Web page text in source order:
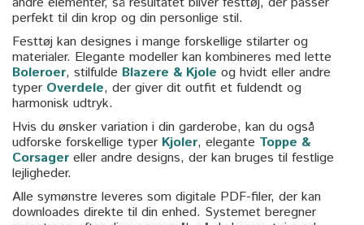
perfekt til din krop og din personlige stil.
Festtøj kan designes i mange forskellige stilarter og
materialer. Elegante modeller kan kombineres med lette
Boleroer, stilfulde Blazere & Kjole og hvidt eller andre
typer Overdele, der giver dit outfit et fuldendt og
harmonisk udtryk.
Hvis du ønsker variation i din garderobe, kan du også
udforske forskellige typer Kjoler, elegante Toppe &
Corsager eller andre designs, der kan bruges til festlige
lejligheder.
Alle symønstre leveres som digitale PDF-filer, der kan
downloades direkte til din enhed. Systemet beregner